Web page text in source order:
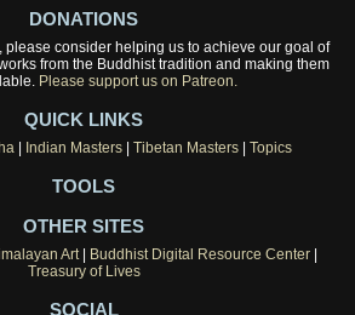
DONATIONS
please consider helping us to achieve our goal of
from the Buddhist tradition and making them
Please support us on Patreon.
QUICK LINKS
| Indian Masters| Tibetan Masters| Topics
TOOLS
OTHER SITES
Art| Buddhist Digital Resource Center|
Treasury of Lives
SOCIAL